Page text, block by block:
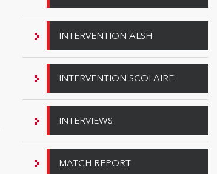
INTERVENTION ALSH
INTERVENTION SCOLAIRE
INTERVIEWS
MATCH REPORT